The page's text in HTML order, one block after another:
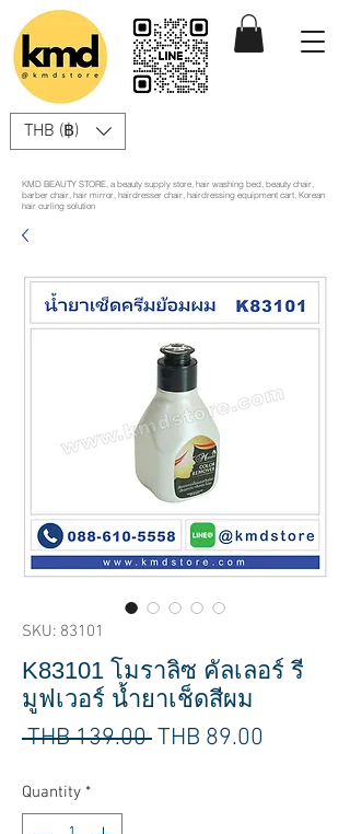
THB (฿)
KMD BEAUTY STORE, a beauty supply store, hair washing bed, beauty chair,
barber chair, hair mirror, hairdresser chair, hairdressing equipment cart, Korean
hair curling solution
SKU: 83101
K83101 โมราลิซ คัลเลอร์ รี
มูฟเวอร์ น้ำยาเช็ดสีผม
THB 139.00 Regular
THB 89.00
Quantity *